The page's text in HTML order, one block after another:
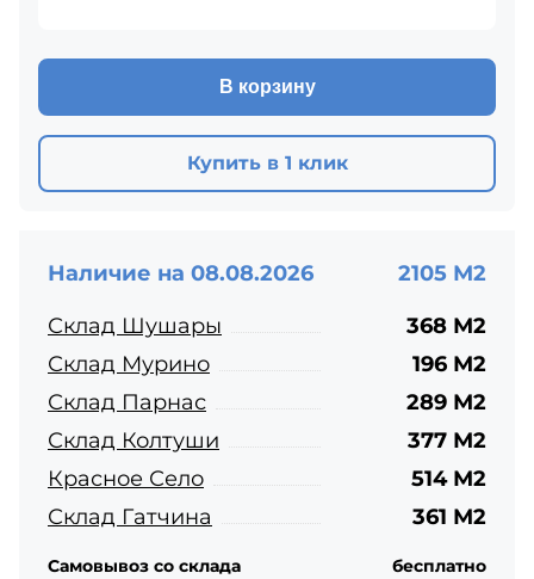
В корзину
Купить в 1 клик
Наличие на 08.08.2026
2105 М2
Склад Шушары
368 М2
Склад Мурино
196 М2
Склад Парнас
289 М2
Склад Колтуши
377 М2
Красное Село
514 М2
Склад Гатчина
361 М2
Самовывоз со склада
бесплатно